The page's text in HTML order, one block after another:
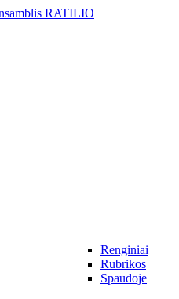
Renginiai
Rubrikos
Spaudoje